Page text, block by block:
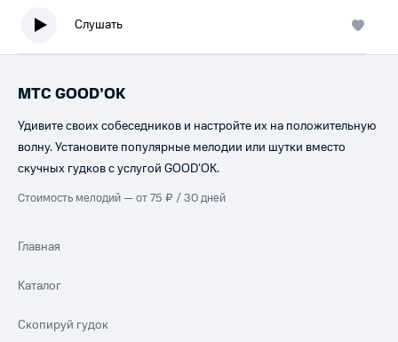
Слушать
МТС GOOD’OK
Удивите своих собеседников и настройте их на положительную
волну. Установите популярные мелодии или шутки вместо
скучных гудков с услугой GOOD’OK.
Стоимость мелодий — от 75 ₽ / 30 дней
Главная
Каталог
Скопируй гудок